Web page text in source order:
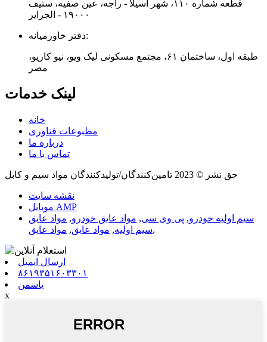
قطعه شماره ۱۱۰، شهر آسیلا - راجه، عین صفیه، ستیف
۱۹۰۰۰ - الجزایر
دفتر خاورمیانه:
طبقه اول، ساختمان ۶۱، مجتمع مسکونی لیک ویو، نیو کاریو،
مصر
لینک خدمات
خانه
مطبوعات فناوری
درباره ما
تماس با ما
حق نشر © 2023 تامین‌کنندگان/تولیدکنندگان مواد سیم و کابل
نقشه سایت
موبایل AMP
سیم اولیه خودرو, پی وی سی, مواد عایق خودرو, مواد عایق
سیم اولیه, مواد عایق, مواد عایق ,
ارسال ایمیل
۸۶۱۹۳۵۱۶۰۳۳۰۱
یاسمن
x